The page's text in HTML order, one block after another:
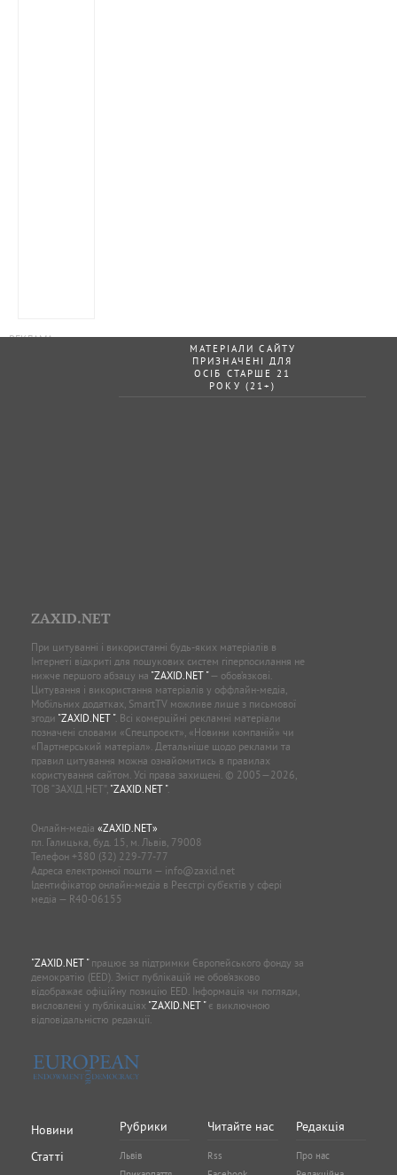
МАТЕРІАЛИ САЙТУ
ПРИЗНАЧЕНІ ДЛЯ
ОСІБ СТАРШЕ 21
РОКУ (21+)
ZAXID.NET
При цитуванні і використанні будь-яких матеріалів в
Інтернеті відкриті для пошукових систем гіперпосилання не
нижче першого абзацу на "ZAXID.NET "— обов’язкові.
Цитування і використання матеріалів у оффлайн-медіа,
Мобільних додатках, SmartTV можливе лише з письмової
згоди "ZAXID.NET ". Всі комерційні рекламні матеріали
позначені словами «Спецпроєкт», «Новини компаній» чи
«Партнерський матеріал». Детальніше щодо реклами та
правил цитування можна ознайомитись в правилах
користування сайтом. Усі права захищені. © 2005—2026,
ТОВ “ЗАХІД.НЕТ”, "ZAXID.NET ".
Онлайн-медіа «ZAXID.NET»
пл. Галицька, буд. 15, м. Львів, 79008
Телефон +380 (32) 229-77-77
Адреса електронної пошти — info@zaxid.net
Ідентифікатор онлайн-медіа в Реєстрі суб'єктів у сфері
медіа — R40-06155
"ZAXID.NET "працює за підтримки Європейського фонду за
демократію (EED). Зміст публікацій не обов’язково
відображає офіційну позицію EED. Інформація чи погляди,
висловлені у публікаціях "ZAXID.NET "є виключною
відповідальністю редакції.
Новини
Статті
Рубрики
Львів
Читайте нас
Rss
Редакція
Про нас